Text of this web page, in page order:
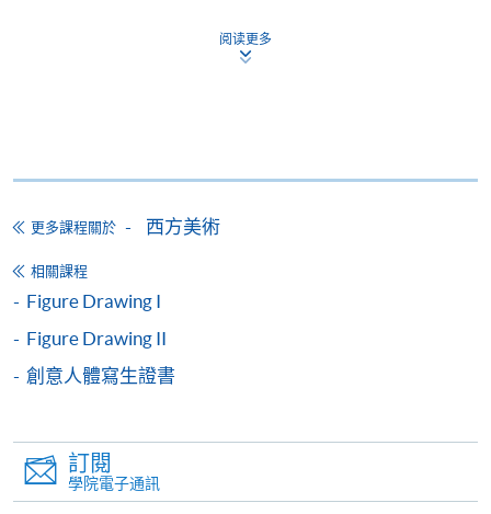
香港北角英皇道494號
港島東分校19樓
香港大學專業進修學院
已填妥的報名表格(SF26)；
身份證副本；
學歷副本(包括證書及成績單)、相關專業資格副
申請人或會獲邀出席面試。
阅读更多
更多課程關於 西方美術
相關課程
Figure Drawing I
Figure Drawing II
創意人體寫生證書
訂閱
學院電子通訊